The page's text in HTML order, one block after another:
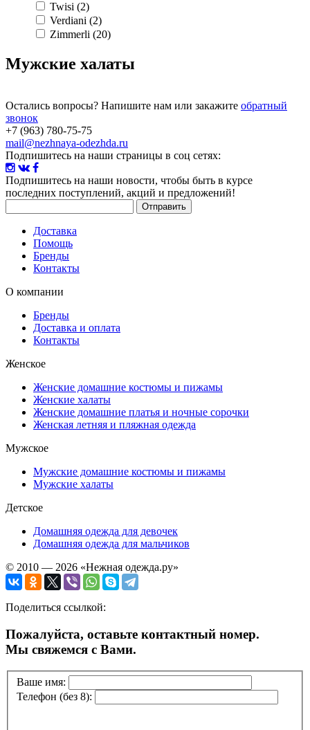
Twisi (2)
Verdiani (2)
Zimmerli (20)
Мужские халаты
Остались вопросы? Напишите нам или закажите обратный
звонок
+7 (963) 780-75-75
mail@nezhnaya-odezhda.ru
Подпишитесь на наши страницы в соц сетях:
Подпишитесь на наши новости, чтобы быть в курсе
последних поступлений, акций и предложений!
Доставка
Помощь
Бренды
Контакты
О компании
Бренды
Доставка и оплата
Контакты
Женское
Женские домашние костюмы и пижамы
Женские халаты
Женские домашние платья и ночные сорочки
Женская летняя и пляжная одежда
Мужское
Мужские домашние костюмы и пижамы
Мужские халаты
Детское
Домашняя одежда для девочек
Домашняя одежда для мальчиков
© 2010 — 2026 «Нежная одежда.ру»
Поделиться ссылкой:
Пожалуйста, оставьте контактный номер.
Мы свяжемся с Вами.
Ваше имя:
Телефон (без 8):